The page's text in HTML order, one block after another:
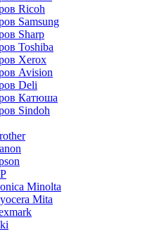
Ricoh
Samsung
Sharp
Toshiba
Xerox
Avision
Deli
Катюша
Sindoh
Minolta
Mita